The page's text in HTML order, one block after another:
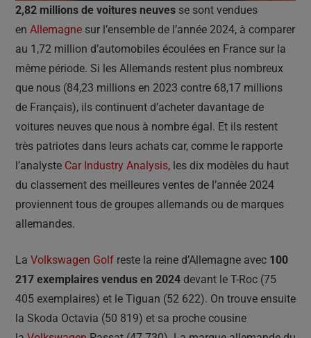
2,82 millions de voitures neuves se sont vendues
en Allemagne sur l’ensemble de l’année 2024, à comparer
au 1,72 million d’automobiles écoulées en France sur la
même période. Si les Allemands restent plus nombreux
que nous (84,23 millions en 2023 contre 68,17 millions
de Français), ils continuent d’acheter davantage de
voitures neuves que nous à nombre égal. Et ils restent
très patriotes dans leurs achats car, comme le rapporte
l’analyste Car Industry Analysis, les dix modèles du haut
du classement des meilleures ventes de l’année 2024
proviennent tous de groupes allemands ou de marques
allemandes.
La Volkswagen Golf reste la reine d’Allemagne avec 100
217 exemplaires vendus en 2024 devant le T-Roc (75
405 exemplaires) et le Tiguan (52 622). On trouve ensuite
la Skoda Octavia (50 819) et sa proche cousine